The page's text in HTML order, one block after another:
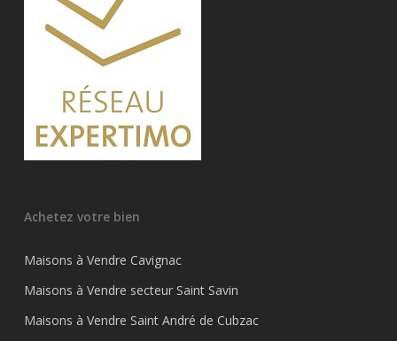
Achetez votre bien
Maisons à Vendre Cavignac
Maisons à Vendre secteur Saint Savin
Maisons à Vendre Saint André de Cubzac